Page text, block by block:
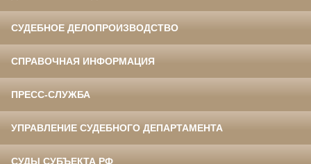
СУДЕБНОЕ ДЕЛОПРОИЗВОДСТВО
СПРАВОЧНАЯ ИНФОРМАЦИЯ
ПРЕСС-СЛУЖБА
УПРАВЛЕНИЕ СУДЕБНОГО ДЕПАРТАМЕНТА
СУДЫ СУБЪЕКТА РФ